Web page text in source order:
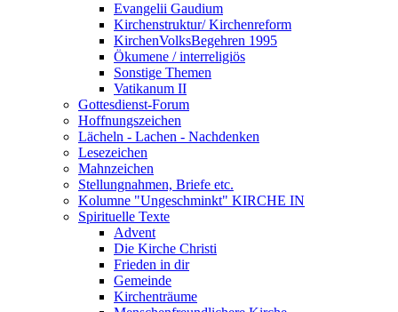
Evangelii Gaudium
Kirchenstruktur/ Kirchenreform
KirchenVolksBegehren 1995
Ökumene / interreligiös
Sonstige Themen
Vatikanum II
Gottesdienst-Forum
Hoffnungszeichen
Lächeln - Lachen - Nachdenken
Lesezeichen
Mahnzeichen
Stellungnahmen, Briefe etc.
Kolumne "Ungeschminkt" KIRCHE IN
Spirituelle Texte
Advent
Die Kirche Christi
Frieden in dir
Gemeinde
Kirchenträume